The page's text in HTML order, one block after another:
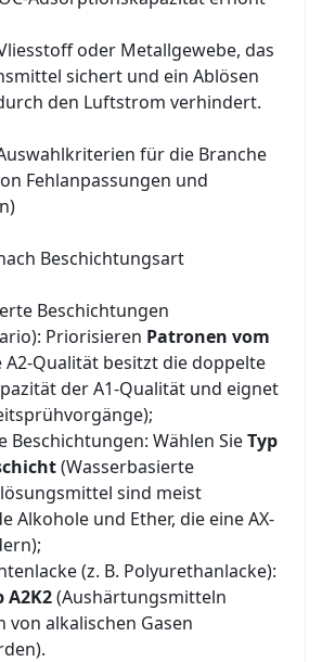
oder Metallgewebe, das
sichert und ein Ablösen
den Luftstrom verhindert.
für die Branche
Fehlanpassungen und
Beschichtungsart
Beschichtungen
Priorisieren Patronen vom
A2-Qualität besitzt die doppelte
der A1-Qualität und eignet
Beschichtungen: Wählen SieTyp
(Wasserbasierte
sind meist
Alkohole und Ether, die eine AX-
(z. B. Polyurethanlacke):
A2K2(Aushärtungsmitteln
von alkalischen Gasen